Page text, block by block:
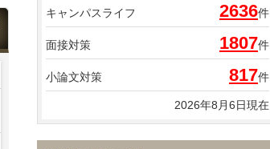
キャンパスライフ 2636件
面接対策 1807件
小論文対策 817件
2026年8月6日現在